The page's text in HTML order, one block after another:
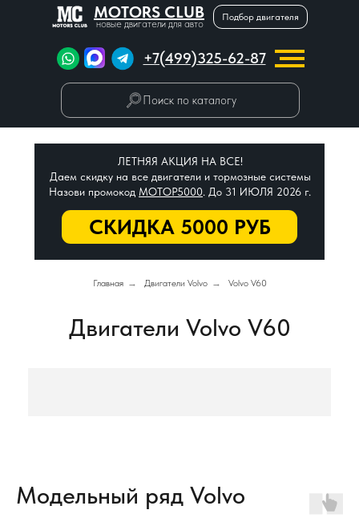
MOTORS CLUB
новые двигатели для авто
Подбор двигателя
+7(499)325-62-87
Поиск по каталогу
СКИДКА 5000 РУБ
ЛЕТНЯЯ АКЦИЯ НА ВСЕ!
Даем скидку на все двигатели и тормозные системы
Назови промокод МОТОР5000. До 31 ИЮЛЯ 2026 г.
Главная → Двигатели Volvo → Volvo V60
Двигатели Volvo V60
Модельный ряд Volvo